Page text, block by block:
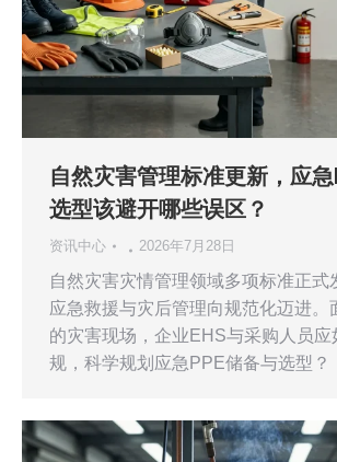
自然灾害管理标准更新，应
选型该避开哪些误区？
资讯中心 2026年7月28日
自然灾害灾情管理领域多项标准正式
应急救援与灾后管理向规范化迈进。
的灾害现场，企业EHS与采购人员应
规，科学规划应急PPE储备与选型？